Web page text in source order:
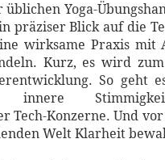
Yoga-
präziser Blick auf die
wirksame Praxis mit
Kurz, es wird
So geht
innere
Tech-Konzerne. Und
Welt Klarheit